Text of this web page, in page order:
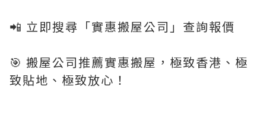
📲 立即搜尋「實惠搬屋公司」查詢報價
🎯 搬屋公司推薦實惠搬屋，極致香港、極
致貼地、極致放心！